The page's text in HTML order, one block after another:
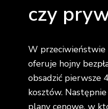
czy
W przeciwieństwie
oferuje hojny
obsadzić pierwsze
kosztów.
plany cenowe, w